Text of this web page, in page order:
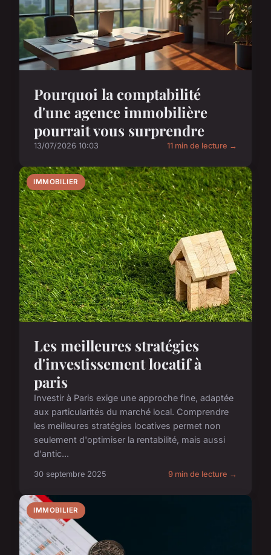
Pourquoi la comptabilité
d'une agence immobilière
pourrait vous surprendre
13/07/2026 10:03 11 min de lecture →
IMMOBILIER
Les meilleures stratégies
d'investissement locatif à
paris
Investir à Paris exige une approche fine, adaptée
aux particularités du marché local. Comprendre
les meilleures stratégies locatives permet non
seulement d'optimiser la rentabilité, mais aussi
d'antic...
30 septembre 2025 9 min de lecture →
IMMOBILIER